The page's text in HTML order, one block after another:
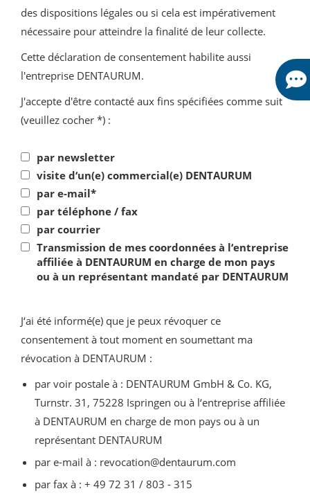
des dispositions légales ou si cela est impérativement
nécessaire pour atteindre la finalité de leur collecte.
Cette déclaration de consentement habilite aussi
l'entreprise DENTAURUM.
J'accepte d'être contacté aux fins spécifiées comme suit
(veuillez cocher *) :
par newsletter
visite d‘un(e) commercial(e) DENTAURUM
par e-mail*
par téléphone / fax
par courrier
Transmission de mes coordonnées à l‘entreprise
affiliée à DENTAURUM en charge de mon pays
ou à un représentant mandaté par DENTAURUM
J‘ai été informé(e) que je peux révoquer ce
consentement à tout moment en soumettant ma
révocation à DENTAURUM :
par voir postale à : DENTAURUM GmbH & Co. KG,
Turnstr. 31, 75228 Ispringen ou à l‘entreprise affiliée
à DENTAURUM en charge de mon pays ou à un
représentant DENTAURUM
par e-mail à : revocation@dentaurum.com
par fax à : + 49 72 31 / 803 - 315